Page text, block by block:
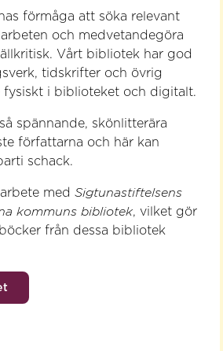
förmåga att söka relevant
och medvetandegöra
Vårt bibliotek har god
tidskrifter och övrig
i biblioteket och digitalt.
spännande, skönlitterära
författarna och här kan
schack.
med Sigtunastiftelsens
kommuns bibliotek, vilket gör
från dessa bibliotek